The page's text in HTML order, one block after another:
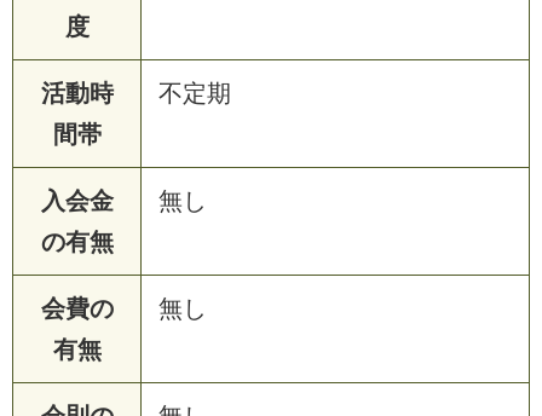
度
活動時
間帯
不定期
入会金
の有無
無し
会費の
有無
無し